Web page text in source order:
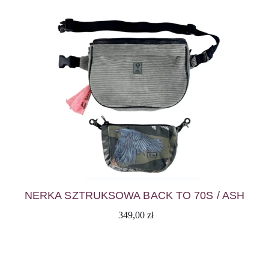
NERKA SZTRUKSOWA BACK TO 70S / ASH
349,00 zł